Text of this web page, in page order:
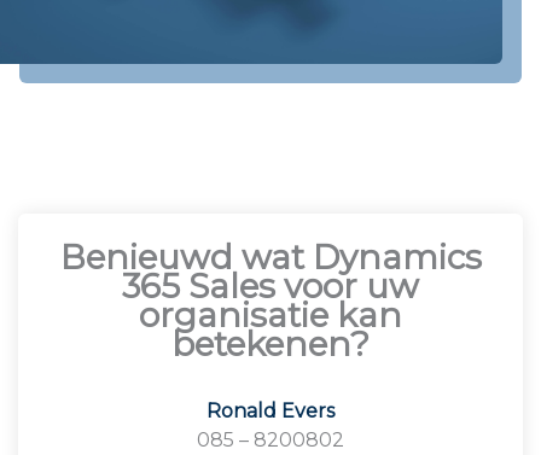
Benieuwd wat Dynamics
365 Sales voor uw
organisatie kan
betekenen?
Ronald Evers
085 – 8200802